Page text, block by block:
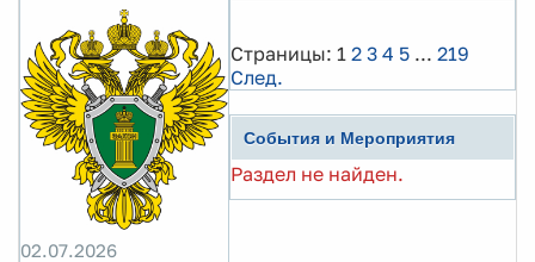
02.07.2026
Страницы: 1 2 3 4 5 ... 219
След.
События и Мероприятия
Раздел не найден.